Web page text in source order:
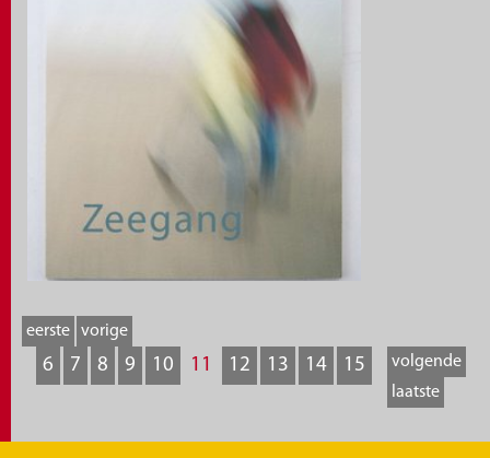
eerste vorige
6 7 8 9 10 11 12 13 14 15
volgende
laatste